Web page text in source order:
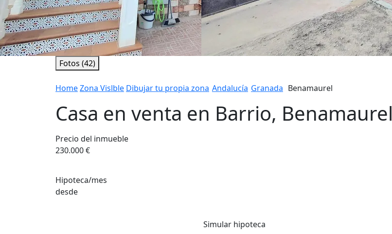
Fotos (42)
HomeZona Vislble Dibujar tu propia zona Andalucía Granada Benamaurel
Casa en venta en Barrio, Benamaurel
Precio del inmueble
230.000 €
Hipoteca/mes
desde
Simular hipoteca